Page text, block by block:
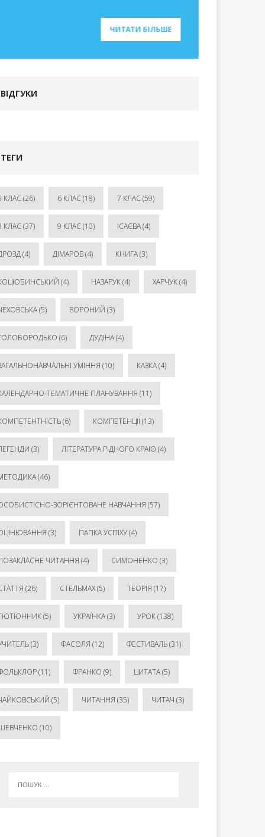
ЧИТАТИ БІЛЬШЕ
ВІДГУКИ
ТЕГИ
КЛАС(26) 6 КЛАС(18) 7 КЛАС(59)
КЛАС(37) 9 КЛАС(10) ІСАЄВА(4)
(4) ДІМАРОВ(4) КНИГА(3)
(4) НАЗАРУК(4) ХАРЧУК(4)
(5) ВОРОНИЙ (3)
(6) ДУДІНА(4)
УМІННЯ (10) КАЗКА(4)
ТЕМАТИЧНЕ ПЛАНУВАННЯ (11)
(6) КОМПЕТЕНЦІЇ (13)
(3) ЛІТЕРАТУРА РІДНОГО КРАЮ (4)
(46)
ЗОРІЄНТОВАНЕ НАВЧАННЯ (57)
(3) ПАПКА УСПІХУ(4)
ЧИТАННЯ (4) СИМОНЕНКО (3)
(26) СТЕЛЬМАХ(5) ТЕОРІЯ (17)
(5) УКРАЇНКА(3) УРОК(138)
(3) ФАСОЛЯ (12) ФЕСТИВАЛЬ(31)
(11) ФРАНКО (9) ЦИТАТА(5)
(5) ЧИТАННЯ (35) ЧИТАЧ (3)
(10)